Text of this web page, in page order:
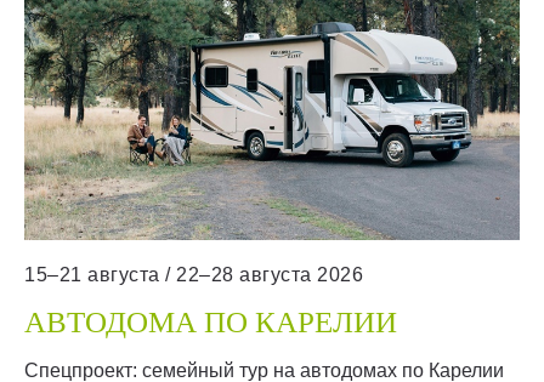
15–21 августа / 22–28 августа 2026
АВТОДОМА ПО КАРЕЛИИ
Спецпроект: семейный тур на автодомах по Карелии